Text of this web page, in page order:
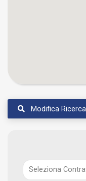
Modifica Ricerca